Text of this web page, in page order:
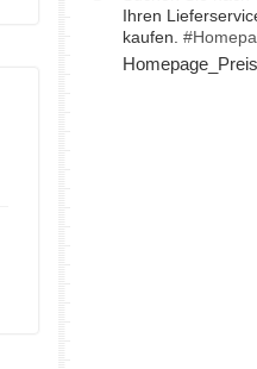
Ihren
kaufen.
Homepage_Preis